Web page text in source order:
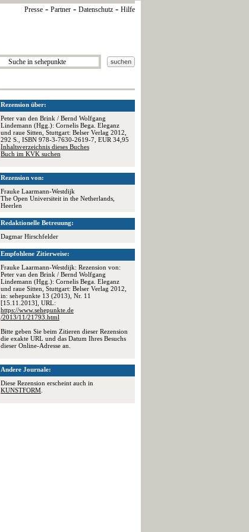
Presse - Partner - Datenschutz - Hilfe
Rezension über:
Peter van den Brink / Bernd Wolfgang
Lindemann (Hgg.): Cornelis Bega. Eleganz
und raue Sitten, Stuttgart: Belser Verlag 2012,
292 S., ISBN 978-3-7630-2619-7, EUR 34,95
Inhaltsverzeichnis dieses Buches
Buch im KVK suchen
Rezension von:
Frauke Laarmann-Westdijk
The Open Universiteit in the Netherlands,
Heerlen
Redaktionelle Betreuung:
Dagmar Hirschfelder
Empfohlene Zitierweise:
Frauke Laarmann-Westdijk: Rezension von:
Peter van den Brink / Bernd Wolfgang
Lindemann (Hgg.): Cornelis Bega. Eleganz
und raue Sitten, Stuttgart: Belser Verlag 2012,
in: sehepunkte 13 (2013), Nr. 11
[15.11.2013], URL:
https://www.sehepunkte.de
/2013/11/21793.html
Bitte geben Sie beim Zitieren dieser Rezension
die exakte URL und das Datum Ihres Besuchs
dieser Online-Adresse an.
Andere Journale:
Diese Rezension erscheint auch in
KUNSTFORM